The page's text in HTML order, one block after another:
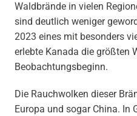
Waldbrände in vielen
sind deutlich weniger
2023 eines mit besonders
erlebte Kanada die größten
Beobachtungsbeginn.
Die Rauchwolken dieser
Europa und sogar China. In